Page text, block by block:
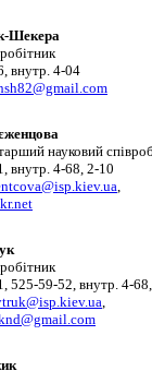
Шекера
внутр. 4-04
науковий
внутр. 4-68, 2-10
,
525-59-52, внутр. 4-
,